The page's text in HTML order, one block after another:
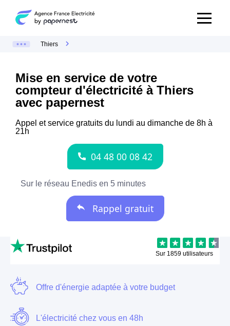
Thiers